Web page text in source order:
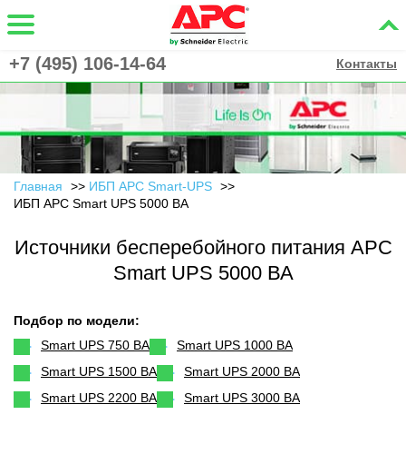
+7 (495) 106-14-64 Контакты
Главная
ИБП APC Smart-UPS
ИБП APC Smart UPS 5000 ВА
Источники бесперебойного питания APC
Smart UPS 5000 ВА
Подбор по модели:
Smart UPS 750 ВА
Smart UPS 1000 ВА
Smart UPS 1500 ВА
Smart UPS 2000 ВА
Smart UPS 2200 ВА
Smart UPS 3000 ВА